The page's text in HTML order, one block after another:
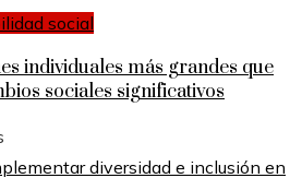
social
individuales más grandes que
sociales significativos